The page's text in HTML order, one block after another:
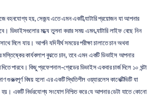
বহনযোগ্য হয়, সেজন্য এতে এমন একটি ব্যাটারি প্রয়োজন যা আপনার
ডিভাইসগুলোর মধ্যে তুলনা করার সময় এমন ব্যাটারি লাইফ বেছে নিন
মিলে যায়। আপনি যদি দীর্ঘ সময়ের পরীক্ষা চালাতে চান অথবা
মস্তিষ্কের কার্যকলাপ বুঝতে চান, তবে এমন একটি ডিভাইস আপনার
পারবে। কিছু প্রফেশনাল-গ্রেডের ডিভাইস একবার চার্জ দিলে ১০ ঘন্টা
গুরুত্বপূর্ণ বিষয় হলো এর একটি স্থিতিশীল ওয়্যারলেস কানেক্টিভিটি যা
হয়। একটি নির্ভরযোগ্য সংযোগ নিশ্চিত করে যে আপনার ডেটা যাতে কোনো